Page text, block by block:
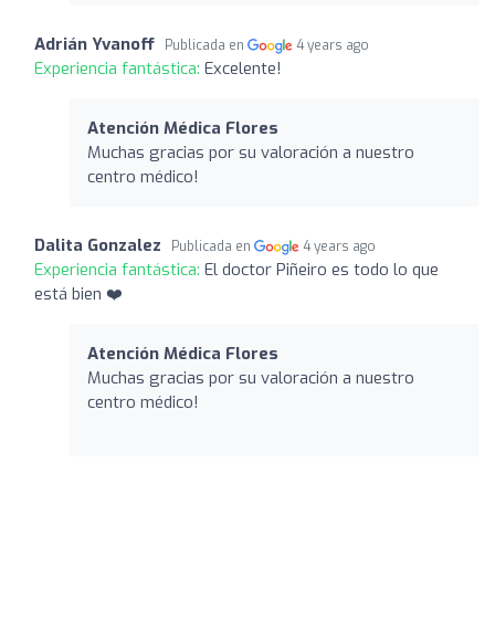
Adrián Yvanoff Publicada en 4 years ago
Experiencia fantástica: Excelente!
Atención Médica Flores
Muchas gracias por su valoración a nuestro
centro médico!
Dalita Gonzalez Publicada en 4 years ago
Experiencia fantástica: El doctor Piñeiro es todo lo que
está bien ❤️
Atención Médica Flores
Muchas gracias por su valoración a nuestro
centro médico!